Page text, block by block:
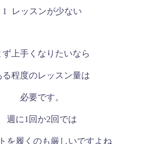
1 レッスンが少ない
ず上手くなりたいなら
る程度のレッスン量は
必要です。
週に1 回か2 回では
を履くのも厳しいですよね